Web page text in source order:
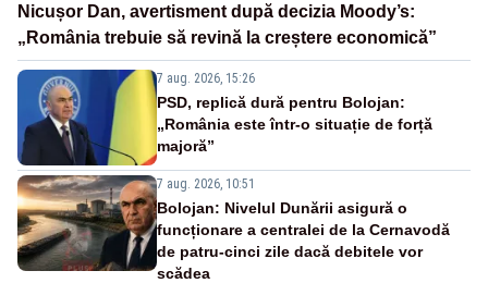
Nicușor Dan, avertisment după decizia Moody’s:
„România trebuie să revină la creștere economică”
7 aug. 2026, 15:26
PSD, replică dură pentru Bolojan:
„România este într-o situație de forță
majoră”
7 aug. 2026, 10:51
Bolojan: Nivelul Dunării asigură o
funcționare a centralei de la Cernavodă
de patru-cinci zile dacă debitele vor
scădea